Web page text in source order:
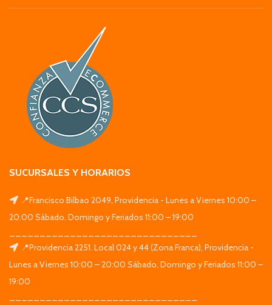
SUCURSALES Y HORARIOS
📍Francisco Bilbao 2049, Providencia - Lunes a Viernes 10:00 –
20:00 Sábado, Domingo y Feriados 11:00 – 19:00
📍Providencia 2251. Local 024 y 44 (Zona Franca), Providencia -
Lunes a Viernes 10:00 – 20:00 Sábado, Domingo y Feriados 11:00 –
19:00